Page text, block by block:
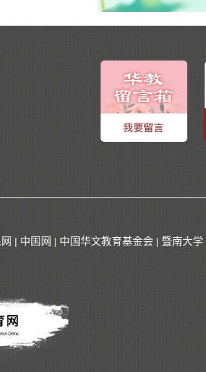
| 中国网 | 中国华文教育基金会 | 暨南大学